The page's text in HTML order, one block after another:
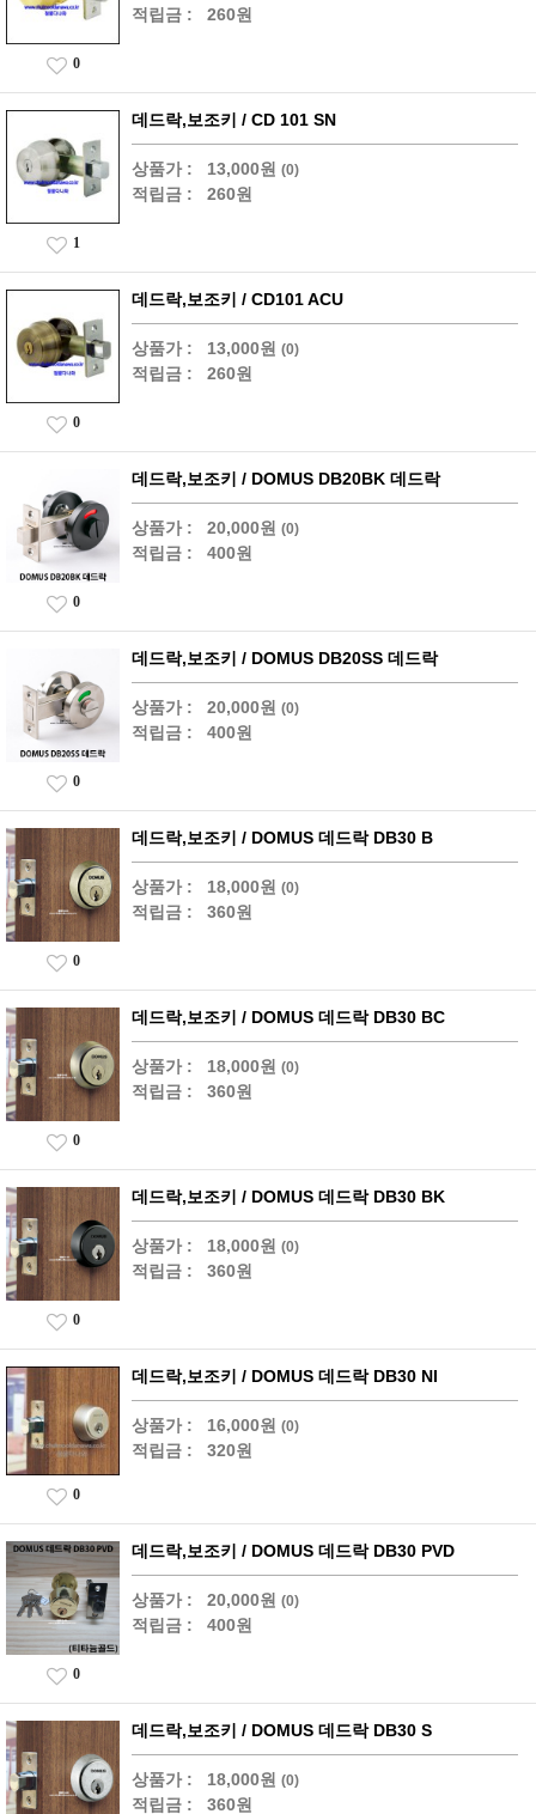
적립금 : 260원
0
데드락,보조키 / CD 101 SN
상품가 : 13,000원 (0)
적립금 : 260원
1
데드락,보조키 / CD101 ACU
상품가 : 13,000원 (0)
적립금 : 260원
0
데드락,보조키 / DOMUS DB20BK 데드락
상품가 : 20,000원 (0)
적립금 : 400원
0
데드락,보조키 / DOMUS DB20SS 데드락
상품가 : 20,000원 (0)
적립금 : 400원
0
데드락,보조키 / DOMUS 데드락 DB30 B
상품가 : 18,000원 (0)
적립금 : 360원
0
데드락,보조키 / DOMUS 데드락 DB30 BC
상품가 : 18,000원 (0)
적립금 : 360원
0
데드락,보조키 / DOMUS 데드락 DB30 BK
상품가 : 18,000원 (0)
적립금 : 360원
0
데드락,보조키 / DOMUS 데드락 DB30 NI
상품가 : 16,000원 (0)
적립금 : 320원
0
데드락,보조키 / DOMUS 데드락 DB30 PVD
상품가 : 20,000원 (0)
적립금 : 400원
0
데드락,보조키 / DOMUS 데드락 DB30 S
상품가 : 18,000원 (0)
적립금 : 360원